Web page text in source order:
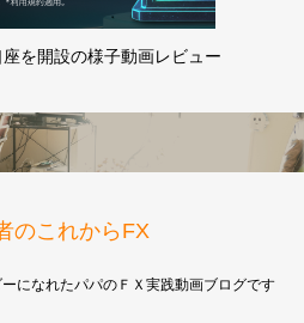
を開設の様子動画レビュー
のこれからFX
になれたパパのＦＸ実践動画ブログです